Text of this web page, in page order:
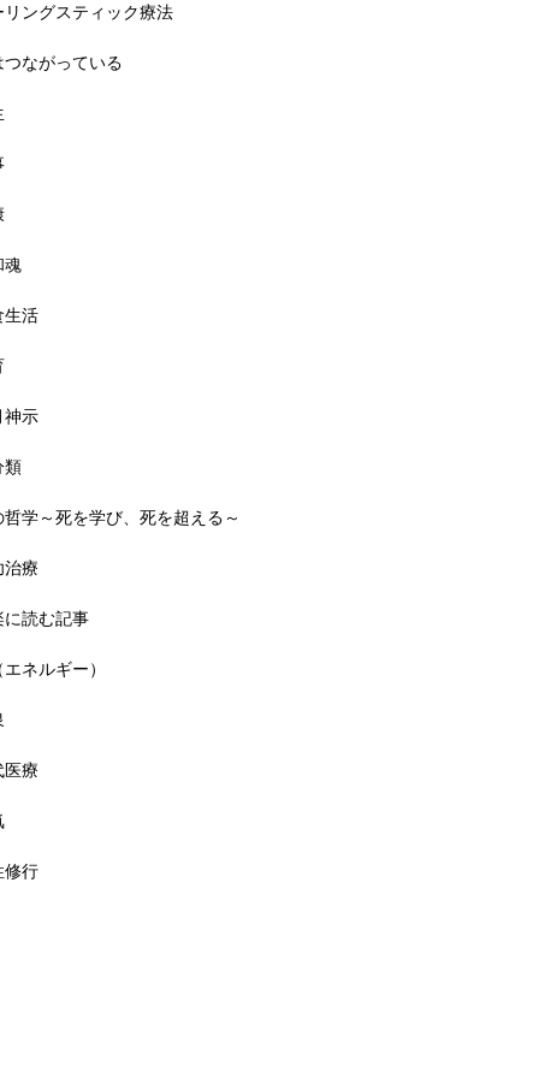
リングスティック療法
つながっている
魂
生活
神示
類
哲学～死を学び、死を超える～
治療
に読む記事
ネルギー）
医療
修行